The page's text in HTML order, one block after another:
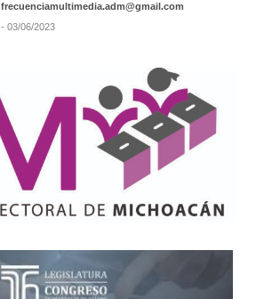
frecuenciamultimedia.adm@gmail.com
- 03/06/2023